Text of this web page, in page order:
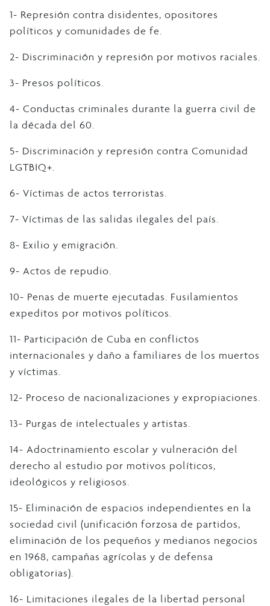
1- Represión contra disidentes, opositores
políticos y comunidades de fe.
2- Discriminación y represión por motivos raciales.
3- Presos políticos.
4- Conductas criminales durante la guerra civil de
la década del 60.
5- Discriminación y represión contra Comunidad
LGTBIQ+.
6- Víctimas de actos terroristas.
7- Víctimas de las salidas ilegales del país.
8- Exilio y emigración.
9- Actos de repudio.
10- Penas de muerte ejecutadas. Fusilamientos
expeditos por motivos políticos.
11- Participación de Cuba en conflictos
internacionales y daño a familiares de los muertos
y víctimas.
12- Proceso de nacionalizaciones y expropiaciones.
13- Purgas de intelectuales y artistas.
14- Adoctrinamiento escolar y vulneración del
derecho al estudio por motivos políticos,
ideológicos y religiosos.
15- Eliminación de espacios independientes en la
sociedad civil (unificación forzosa de partidos,
eliminación de los pequeños y medianos negocios
en 1968, campañas agrícolas y de defensa
obligatorias).
16- Limitaciones ilegales de la libertad personal